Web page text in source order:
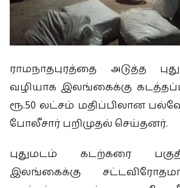
ராமநாதபுரத்தை அடுத்த
வழியாக இலங்கைக்கு
ரூ.50 லட்சம் மதிப்பிலான
போலீசார் பறிமுதல் செய்தனர்.
புதுமடம் கடற்கரை
இலங்கைக்கு